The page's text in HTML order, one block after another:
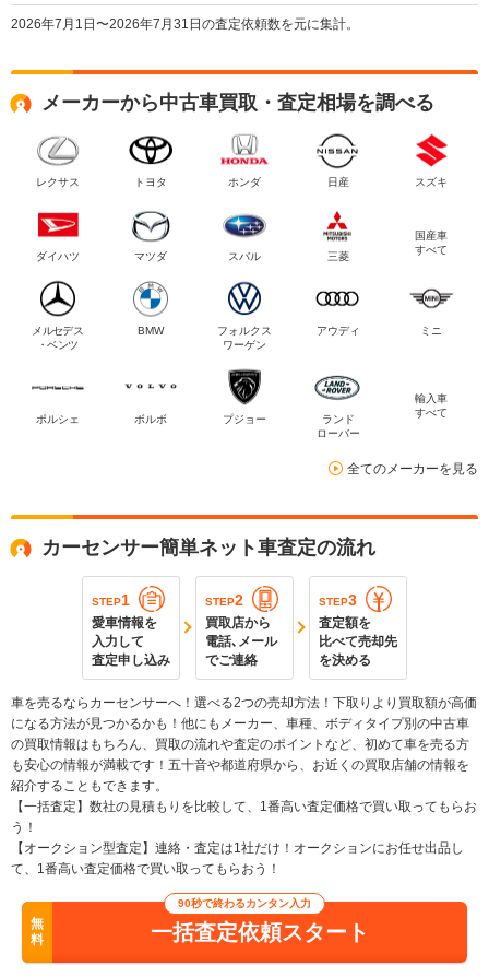
2026年7月1日〜2026年7月31日の査定依頼数を元に集計。
メーカーから中古車買取・査定相場を調べる
レクサス トヨタ ホンダ 日産 スズキ
ダイハツ マツダ スバル 三菱
国産車
すべて
メルセデス
・ベンツ
BMW
フォルクス
ワーゲン
アウディ ミニ
ポルシェ ボルボ プジョー
ランド
ローバー
輸入車
すべて
全てのメーカーを見る
カーセンサー簡単ネット車査定の流れ
STEP1
愛車情報を
入力して
査定申し込み
STEP2
買取店から
電話､メール
でご連絡
STEP3
査定額を
比べて売却先
を決める
車を売るならカーセンサーへ！選べる2つの売却方法！下取りより買取額が高価
になる方法が見つかるかも！他にもメーカー、車種、ボディタイプ別の中古車
の買取情報はもちろん、買取の流れや査定のポイントなど、初めて車を売る方
も安心の情報が満載です！五十音や都道府県から、お近くの買取店舗の情報を
紹介することもできます。
【一括査定】数社の見積もりを比較して、1番高い査定価格で買い取ってもらお
う！
【オークション型査定】連絡・査定は1社だけ！オークションにお任せ出品し
て、1番高い査定価格で買い取ってもらおう！
無
料
90秒で終わるカンタン入力
一括査定依頼スタート